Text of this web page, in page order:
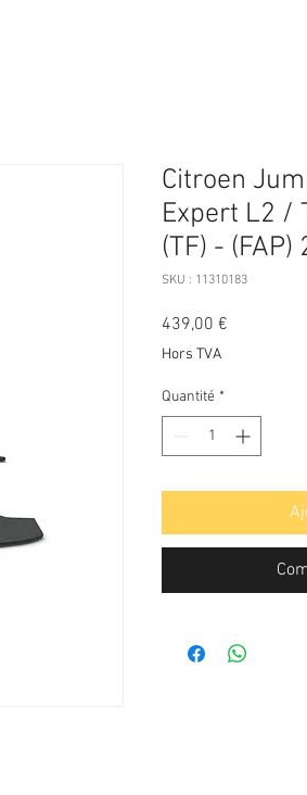
Citroen
Expert L2 /
(TF) - (FAP)
SKU : 11310183
439,00 €
Hors TVA
Quantité *